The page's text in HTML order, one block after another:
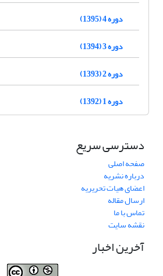
دوره 4 (1395)
دوره 3 (1394)
دوره 2 (1393)
دوره 1 (1392)
دسترسی سریع
صفحه اصلی
درباره نشریه
اعضای هیات تحریریه
ارسال مقاله
تماس با ما
نقشه سایت
آخرین اخبار